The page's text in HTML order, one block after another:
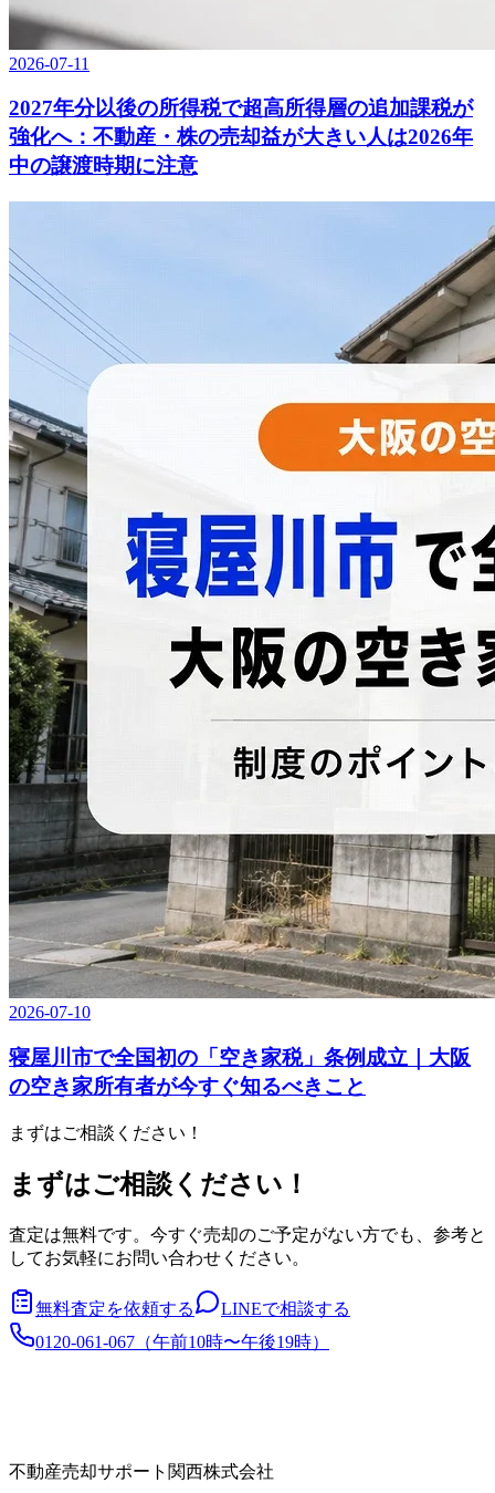
2026-07-11
2027年分以後の所得税で超高所得層の追加課税が
強化へ：不動産・株の売却益が大きい人は2026年
中の譲渡時期に注意
2026-07-10
寝屋川市で全国初の「空き家税」条例成立｜大阪
の空き家所有者が今すぐ知るべきこと
まずはご相談ください！
まずはご相談ください！
査定は無料です。今すぐ売却のご予定がない方でも、参考と
してお気軽にお問い合わせください。
無料査定を依頼する
LINEで相談する
0120-061-067 （午前10時〜午後19時）
不動産売却サポート関西株式会社